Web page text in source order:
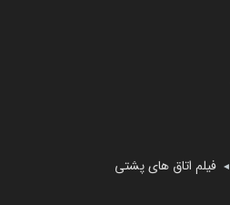
◄ فیلم اتاق های پشتی